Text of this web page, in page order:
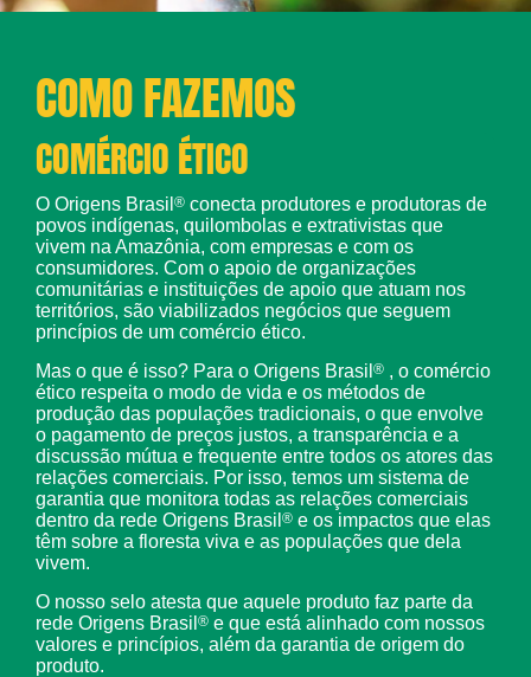
COMO FAZEMOS
COMÉRCIO ÉTICO
O Origens Brasil ® conecta produtores e produtoras de
povos indígenas, quilombolas e extrativistas que
vivem na Amazônia, com empresas e com os
consumidores. Com o apoio de organizações
comunitárias e instituições de apoio que atuam nos
territórios, são viabilizados negócios que seguem
princípios de um comércio ético.
Mas o que é isso? Para o Origens Brasil ® , o comércio
ético respeita o modo de vida e os métodos de
produção das populações tradicionais, o que envolve
o pagamento de preços justos, a transparência e a
discussão mútua e frequente entre todos os atores das
relações comerciais. Por isso, temos um sistema de
garantia que monitora todas as relações comerciais
dentro da rede Origens Brasil ® e os impactos que elas
têm sobre a floresta viva e as populações que dela
vivem.
O nosso selo atesta que aquele produto faz parte da
rede Origens Brasil ® e que está alinhado com nossos
valores e princípios, além da garantia de origem do
produto.